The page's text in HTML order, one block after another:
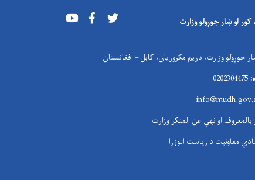
کور او ښار جوړولو وزارت Youtube Facebook
جوړولو وزارت، دریم مکروریان، کابل – افغانستان
i
بالمعروف او نهې عن المنکر وزارت
معاونیت د ریاست الوزرا